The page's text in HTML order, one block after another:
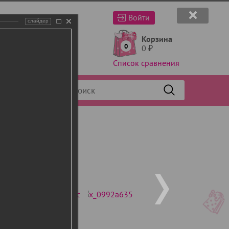
Войти
0
Корзина
0 ₽
Список сравнения
слайдер